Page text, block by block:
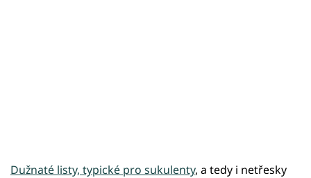
Dužnaté listy, typické pro sukulenty, a tedy i netřesky